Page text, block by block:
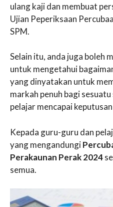
ulang kaji dan membuat
Ujian Peperiksaan
SPM.
Selain itu, anda juga boleh
untuk mengetahui
yang dinyatakan untuk
markah penuh bagi
pelajar mencapai
Kepada guru-guru dan
yang mengandungi
Perakaunan Perak 2024
semua.